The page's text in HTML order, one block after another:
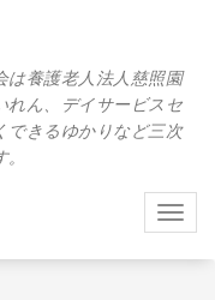
は養護老人法人慈照園
れん、デイサービスセ
できるゆかりなど三次